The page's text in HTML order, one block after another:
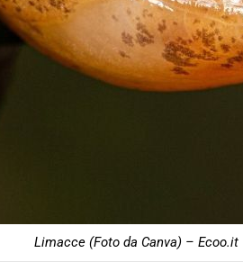
Limacce (Foto da Canva) – Ecoo.it